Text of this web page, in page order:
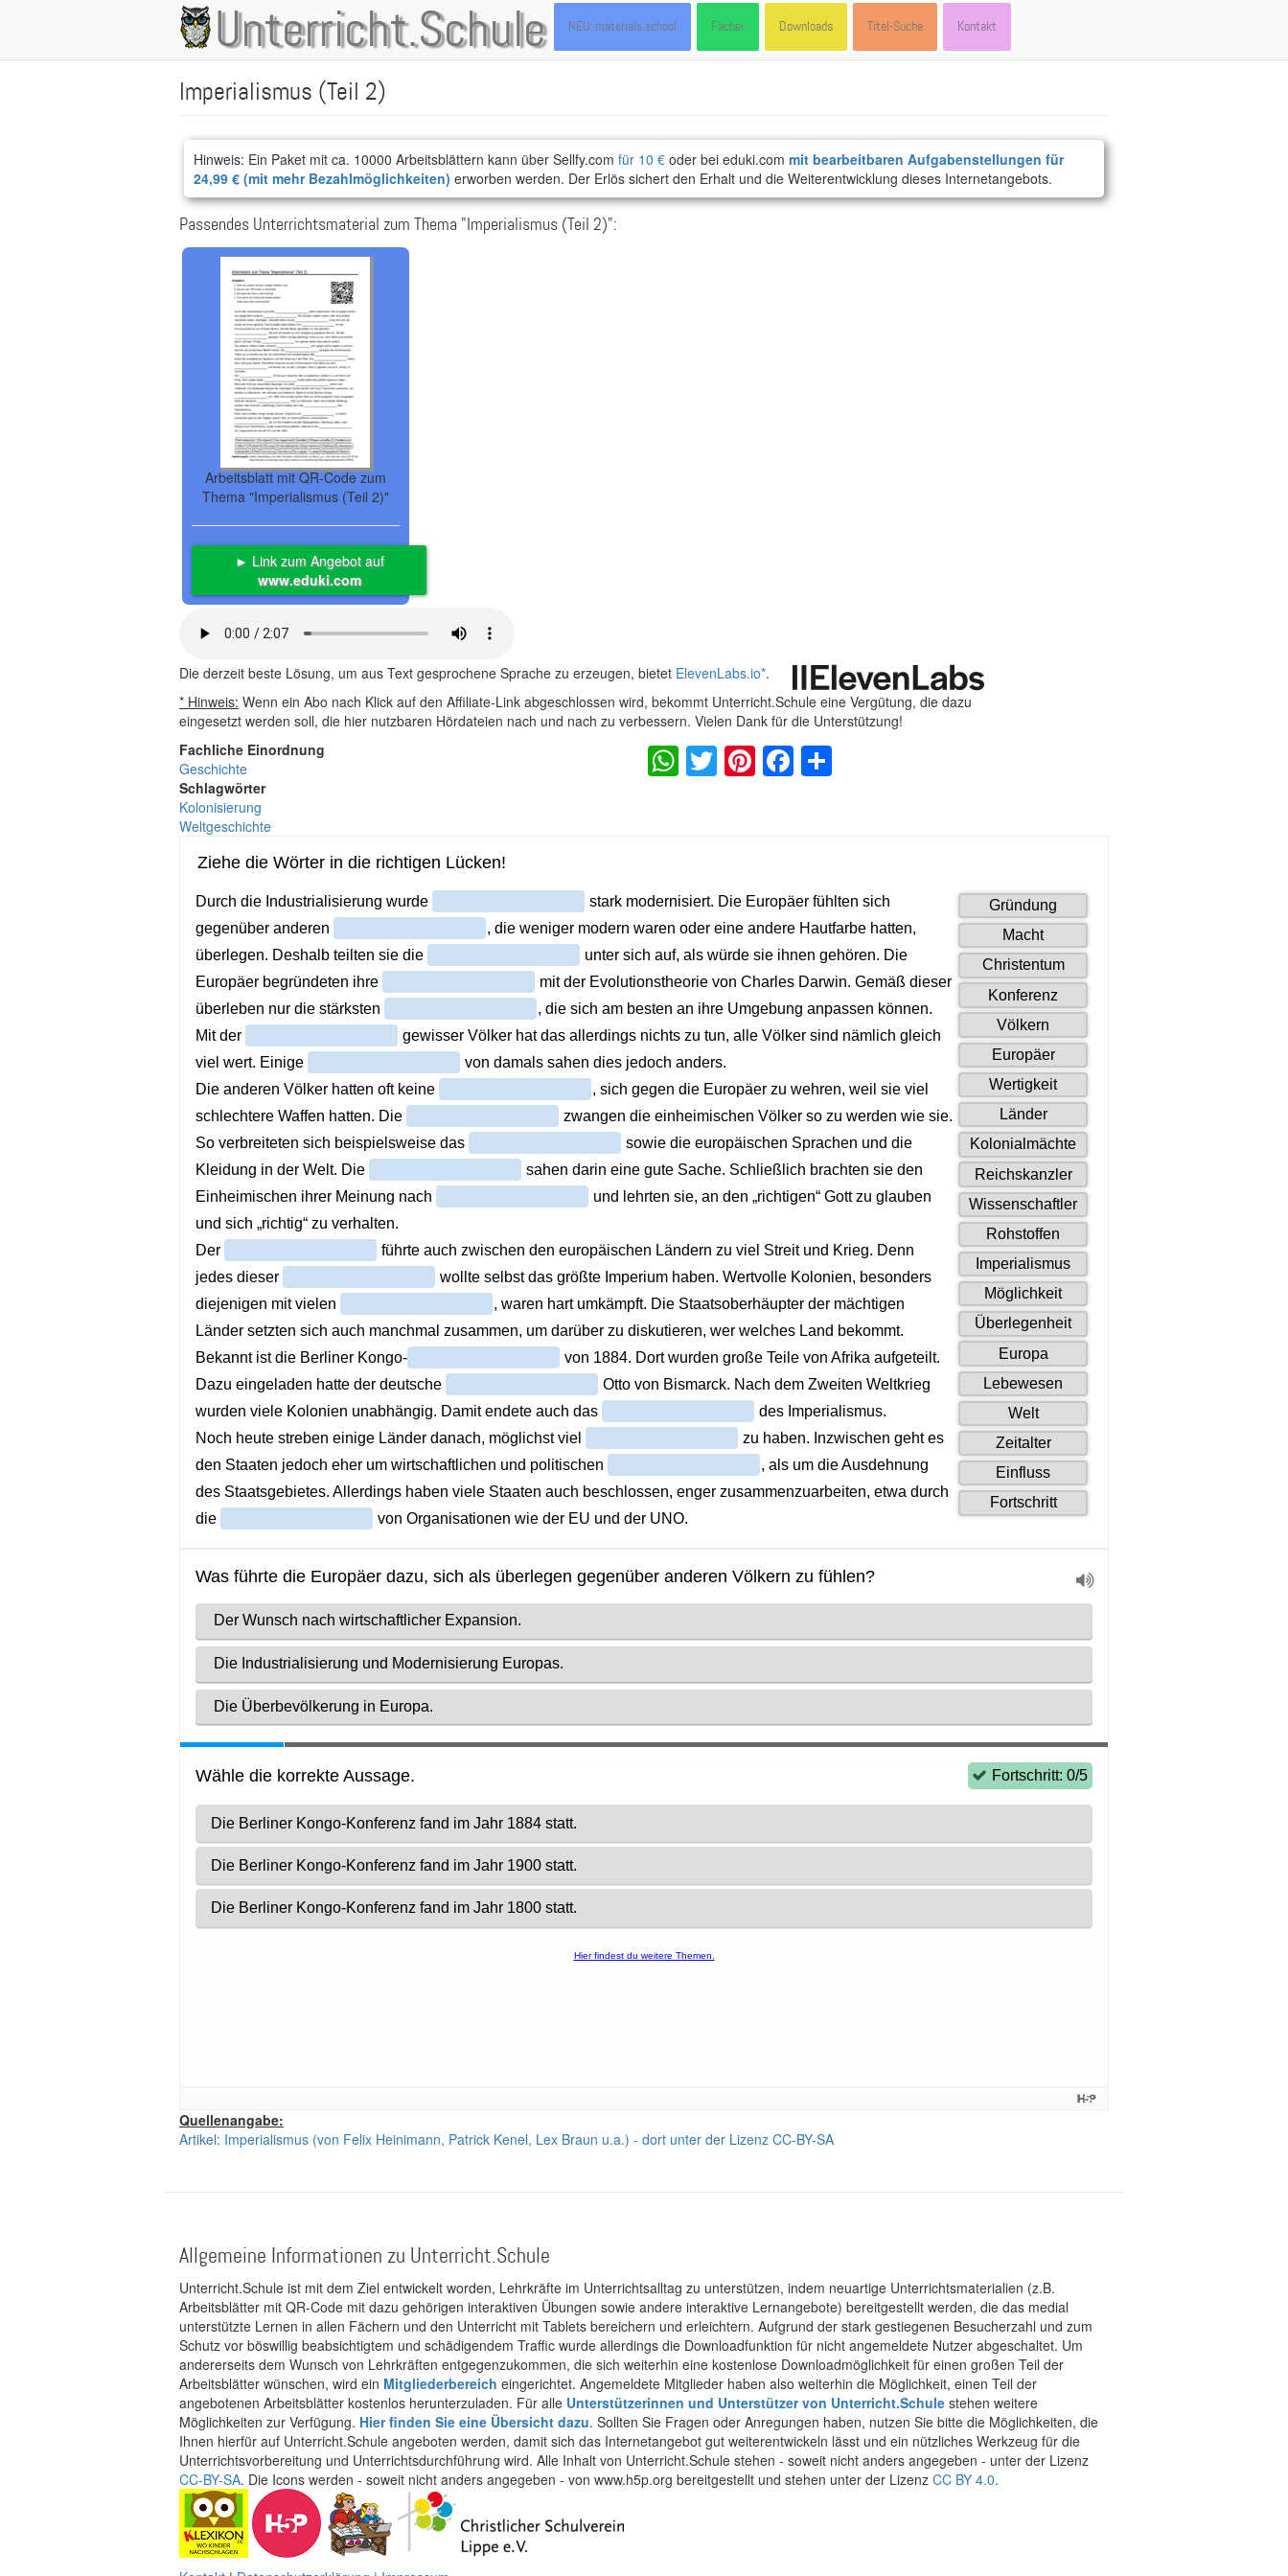
Unterricht.Schule
Main
navigation
NEU: materials.school Fächer Downloads Titel-Suche Kontakt
Imperialismus (Teil 2)
Hinweis: Ein Paket mit ca. 10000 Arbeitsblättern kann über Sellfy.com für 10 € oder bei eduki.com mit bearbeitbaren Aufgabenstellungen für
24,99 € (mit mehr Bezahlmöglichkeiten) erworben werden. Der Erlös sichert den Erhalt und die Weiterentwicklung dieses Internetangebots.
Passendes Unterrichtsmaterial zum Thema "Imperialismus (Teil 2)":
Arbeitsblatt mit QR-Code zum
Thema "Imperialismus (Teil 2)"
► Link zum Angebot auf
www.eduki.com
Die derzeit beste Lösung, um aus Text gesprochene Sprache zu erzeugen, bietet ElevenLabs.io*.
* Hinweis: Wenn ein Abo nach Klick auf den Affiliate-Link abgeschlossen wird, bekommt Unterricht.Schule eine Vergütung, die dazu
eingesetzt werden soll, die hier nutzbaren Hördateien nach und nach zu verbessern. Vielen Dank für die Unterstützung!
Fachliche Einordnung
Geschichte
Schlagwörter
Kolonisierung
Weltgeschichte
WhatsApp
Twitter
Pinterest
Facebook
Quellenangabe:
Artikel: Imperialismus (von Felix Heinimann, Patrick Kenel, Lex Braun u.a.) - dort unter der Lizenz CC-BY-SA
Allgemeine Informationen zu Unterricht.Schule
Unterricht.Schule ist mit dem Ziel entwickelt worden, Lehrkräfte im Unterrichtsalltag zu unterstützen, indem neuartige Unterrichtsmaterialien (z.B.
Arbeitsblätter mit QR-Code mit dazu gehörigen interaktiven Übungen sowie andere interaktive Lernangebote) bereitgestellt werden, die das medial
unterstützte Lernen in allen Fächern und den Unterricht mit Tablets bereichern und erleichtern. Aufgrund der stark gestiegenen Besucherzahl und zum
Schutz vor böswillig beabsichtigtem und schädigendem Traffic wurde allerdings die Downloadfunktion für nicht angemeldete Nutzer abgeschaltet. Um
andererseits dem Wunsch von Lehrkräften entgegenzukommen, die sich weiterhin eine kostenlose Downloadmöglichkeit für einen großen Teil der
Arbeitsblätter wünschen, wird ein Mitgliederbereich eingerichtet. Angemeldete Mitglieder haben also weiterhin die Möglichkeit, einen Teil der
angebotenen Arbeitsblätter kostenlos herunterzuladen. Für alle Unterstützerinnen und Unterstützer von Unterricht.Schule stehen weitere
Möglichkeiten zur Verfügung. Hier finden Sie eine Übersicht dazu. Sollten Sie Fragen oder Anregungen haben, nutzen Sie bitte die Möglichkeiten, die
Ihnen hierfür auf Unterricht.Schule angeboten werden, damit sich das Internetangebot gut weiterentwickeln lässt und ein nützliches Werkzeug für die
Unterrichtsvorbereitung und Unterrichtsdurchführung wird. Alle Inhalt von Unterricht.Schule stehen - soweit nicht anders angegeben - unter der Lizenz
CC-BY-SA. Die Icons werden - soweit nicht anders angegeben - von www.h5p.org bereitgestellt und stehen unter der Lizenz CC BY 4.0.